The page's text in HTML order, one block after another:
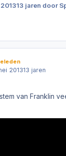
13 jaren door
201313 jaren
van Franklin